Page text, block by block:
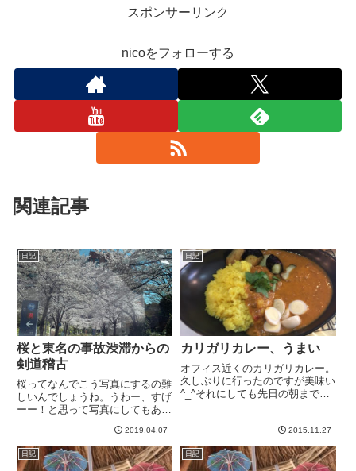
スポンサーリンク
nicoをフォローする
関連記事
日記
桜と東名の事故渋滞からの
剣道稽古
桜ってなんでこう写真にするの難
しいんでしょうね。うわー、すげ
ーー！と思って写真にしてもあん
wこれは数日前ですね＾＾六本木
ヒルズの裏あたりでした。今朝
は、神奈川方面に用事があって向
2019.04.07
日記
カリガリカレー、うまい
オフィス近くのカリガリカレー。
久しぶりに行ったのですが美味い
^_^それにしても先日の朝まで飲
2015.11.27
日記 日記